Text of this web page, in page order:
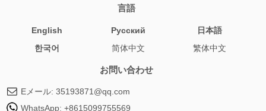
言語
English Pусский
日本語
한국어
简体中文 繁体中文
お問い合わせ
Eメール: 35193871@qq.com
WhatsApp: +8615099755569